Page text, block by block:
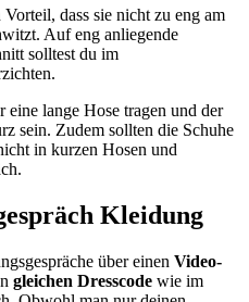
Vorteil, dass sie nicht zu eng am
Auf eng anliegende
solltest du im
lange Hose tragen und der
sein. Zudem sollten die Schuhe
in kurzen Hosen und
Kleidung
über einen Video-
gleichen Dresscode wie im